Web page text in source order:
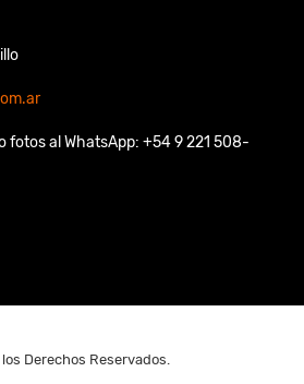
fotos al WhatsApp: +54 9 221 508-
Derechos Reservados.